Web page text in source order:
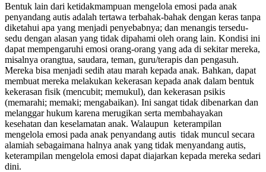
Bentuk lain dari ketidakmampuan mengelola emosi pada anak
penyandang autis adalah tertawa terbahak-bahak dengan keras tanpa
diketahui apa yang menjadi penyebabnya; dan menangis tersedu-
sedu dengan alasan yang tidak dipahami oleh orang lain. Kondisi ini
dapat mempengaruhi emosi orang-orang yang ada di sekitar mereka,
misalnya orangtua, saudara, teman, guru/terapis dan pengasuh.
Mereka bisa menjadi sedih atau marah kepada anak. Bahkan, dapat
membuat mereka melakukan kekerasan kepada anak dalam bentuk
kekerasan fisik (mencubit; memukul), dan kekerasan psikis
(memarahi; memaki; mengabaikan). Ini sangat tidak dibenarkan dan
melanggar hukum karena merugikan serta membahayakan
kesehatan dan keselamatan anak. Walaupun keterampilan
mengelola emosi pada anak penyandang autis tidak muncul secara
alamiah sebagaimana halnya anak yang tidak menyandang autis,
keterampilan mengelola emosi dapat diajarkan kepada mereka sedari
dini.